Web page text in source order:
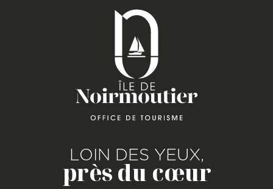
LOIN DES YEUX,
près du cœur